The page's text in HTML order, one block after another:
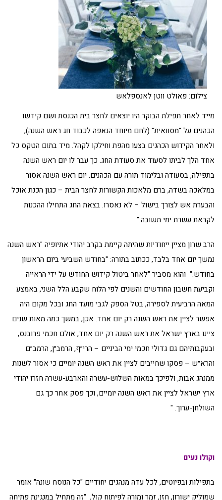
צילום: פאולט ווטן לאנספלאש
מייד לאחר תפילת הבוקר היו יוצאים לחצר בית הכנסת ושם קידשו
הכהנים על "מסוואית" (לחם מיוחד הנאפה לכבוד חג ראש השנה),
ולאחר הקידוש הכהנים בצעו מהפת וחילקו לקהל. מיד בתום הטקס כל
אחד הלך לביתו לסעוד את סעודת החג. כך עבר לו יום ראש השנה
בתפילה, בסעודה ובלימוד תורה עם הכהנים. יום ראש השנה אסור
במלאכה בשדה, ברם מלאכות הקשורות לחצר הבית – כגון הכנת אוכל
והבערת אש לצורך בישול – לא נאסרו. בצאת החג התחילו ההכנות
לקראת עשרת ימי תשובה."
הרב שרון מציין ייחודיות שהיתה קיימת בקרב יהודי אתיופיה "ראש השנה
נמשך יום אחד בלבד, ככתוב בתורה: "בחודש השביעי ביום הראשון
בחודש." והוא מסביר "לאחר ביטול קידוש החודש על ידי הראייה
וקביעת חשבון החודשים והשנים לפי הלוח שקבע הלל השני, באמצע
המאה הרביעית לספירה, בטל הספק לגבי מועד החג ובכל מקום היה
אפשר לציין את ראש השנה רק יום אחד. אכן, במשך כמה מאות שנים
ציינו בארץ ישראל את ראש השנה רק יום אחד, אולם חכמי פרובנס,
ובעקבותיהם גם גדולי חכמי ימי הביניים – הרי״ף, הרמב״ן, הרמב״ם
והרא״ש – פסקו שחייבים לציין את ראש השנה יומיים כי אסור לשנות
ממנהג אבות, ולפיכך במאות השלוש-עשרה והארבע-עשרה חזרו יהודי
ארץ ישראל לציין את ראש השנה יומיים, וכך פסק אחר כך גם
השולחן-ערוך. "
וקולו נעים
בתפילות ובפיוטים, לכל עדה מנהגים יחודיים "כל הנוסח שונה" אומר
שמוליק ישורון, חזן, זמר ומורה לפיתוח קול, "זה מתחיל במנגינת פתיחה